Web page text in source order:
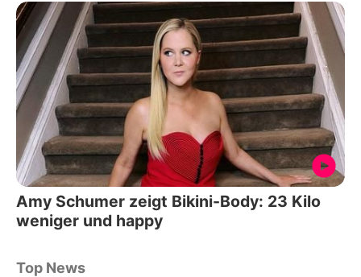
Amy Schumer zeigt Bikini-Body: 23 Kilo
weniger und happy
Top News